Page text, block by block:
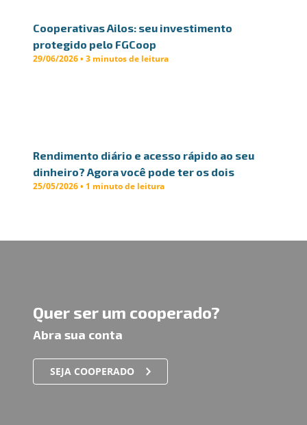
Cooperativas Ailos: seu investimento
protegido pelo FGCoop
29/06/2026 • 3 minutos de leitura
Rendimento diário e acesso rápido ao seu
dinheiro? Agora você pode ter os dois
25/05/2026 • 1 minuto de leitura
Quer ser um cooperado?
Abra sua conta
SEJA COOPERADO